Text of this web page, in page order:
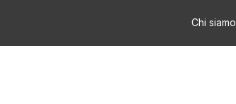
Chi siamo